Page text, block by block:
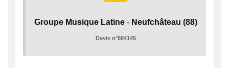
Groupe Musique Latine- Neufchâteau (88)
Devis n°884145